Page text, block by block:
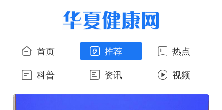
首页 推荐
热点
科普
资讯 视频